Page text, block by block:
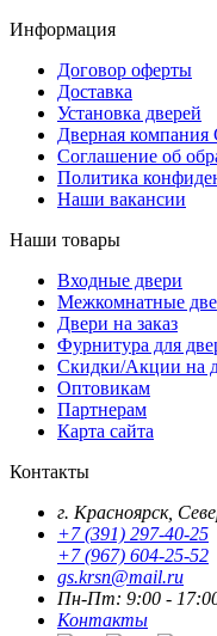
Информация
Договор оферты
Доставка
Установка дверей
Дверная
Соглашение об
Политика
Наши вакансии
Наши товары
Входные двери
Межкомнатные
Двери на заказ
Фурнитура для
Скидки/Акции на
Оптовикам
Партнерам
Карта сайта
Контакты
г. Красноярск,
+7 (391) 297-40-25
+7 (967) 604-25-52
gs.krsn@mail.ru
Пн-Пт: 9:00 -
Контакты